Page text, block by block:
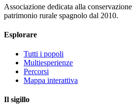
Associazione dedicata alla
patrimonio rurale spagnolo dal 2010.
Esplorare
Tutti i popoli
Multiesperienze
Percorsi
Mappa interattiva
Il sigillo